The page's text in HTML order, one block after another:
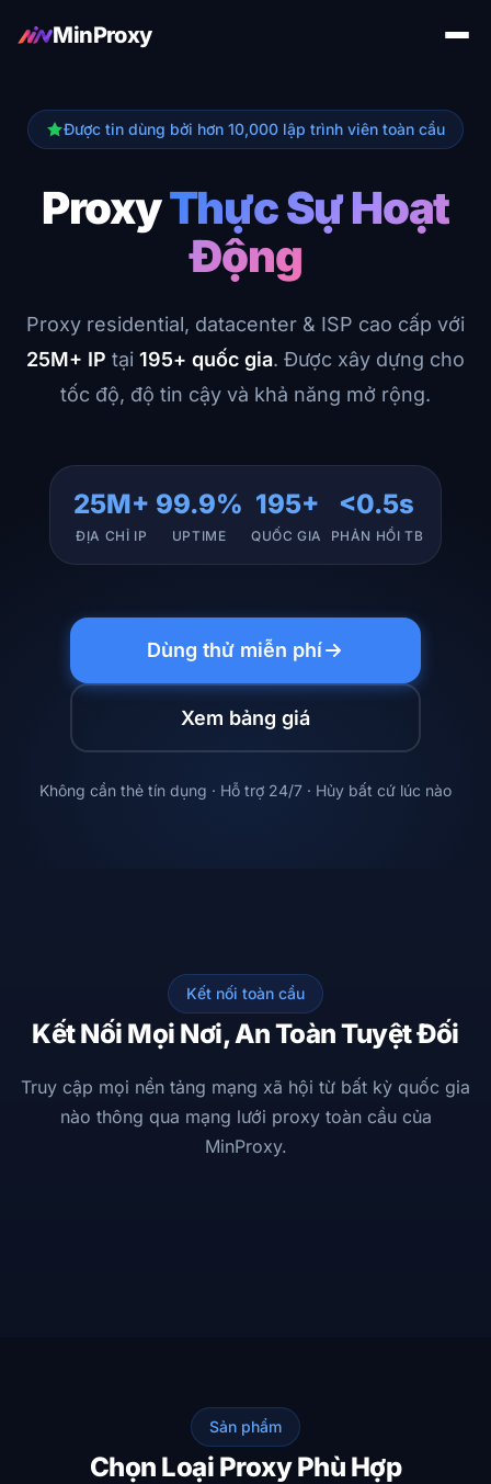
MinProxy
Được tin dùng bởi hơn 10,000 lập trình viên toàn cầu
ProxyThực Sự Hoạt
Động
Proxy residential, datacenter & ISP cao cấp với
25M+ IP tại 195+ quốc gia. Được xây dựng cho
tốc độ, độ tin cậy và khả năng mở rộng.
25M+
ĐỊA CHỈ IP
99.9%
UPTIME
195+
QUỐC GIA
<0.5s
PHẢN HỒI TB
Dùng thử miễn phí
Xem bảng giá
Không cần thẻ tín dụng · Hỗ trợ 24/7 · Hủy bất cứ lúc nào
Kết nối toàn cầu
Kết Nối Mọi Nơi, An Toàn Tuyệt Đối
Truy cập mọi nền tảng mạng xã hội từ bất kỳ quốc gia
nào thông qua mạng lưới proxy toàn cầu của
MinProxy.
Sản phẩm
Chọn Loại Proxy Phù Hợp